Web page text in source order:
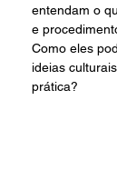
entendam o
e
Como eles
ideias
prática?